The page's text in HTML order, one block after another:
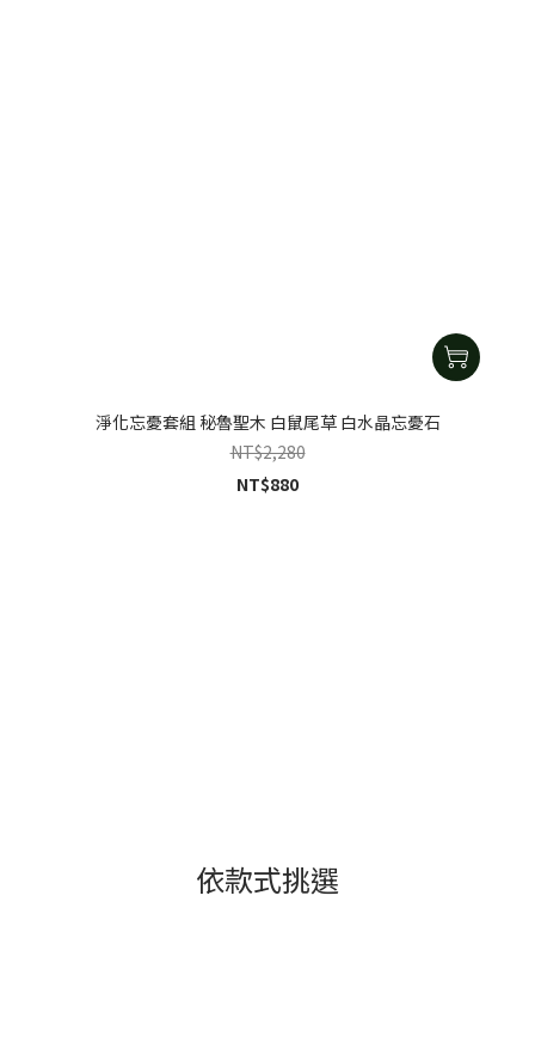
淨化忘憂套組 秘魯聖木 白鼠尾草 白水晶忘憂石
NT$2,280
NT$880
依款式挑選